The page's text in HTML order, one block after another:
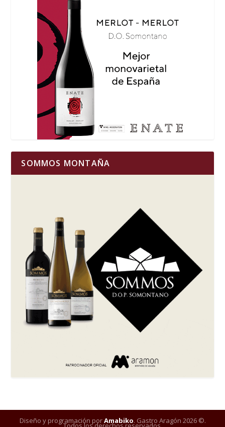
SOMMOS MONTAÑA
Diseño y programación porAmabiko. Gastro Aragón 2026 ©.